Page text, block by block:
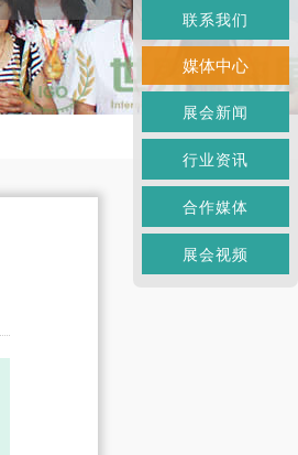
联系我们
媒体中心
展会新闻
行业资讯
合作媒体
展会视频